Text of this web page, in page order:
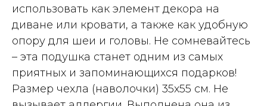
использовать как элемент декора на
диване или кровати, а также как удобную
опору для шеи и головы. Не сомневайтесь
– эта подушка станет одним из самых
приятных и запоминающихся подарков!
Размер чехла (наволочки) 35х55 см. Не